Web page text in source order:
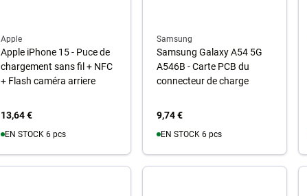
Apple
Apple iPhone 15 - Puce de
chargement sans fil + NFC
+ Flash caméra arriere
13,64 €
EN STOCK 6 pcs
Samsung
Samsung Galaxy A54 5G
A546B - Carte PCB du
connecteur de charge
9,74 €
EN STOCK 6 pcs